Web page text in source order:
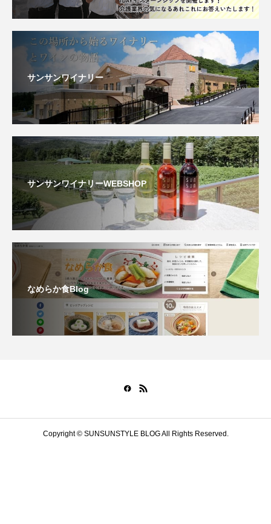
サンサンワイナリー
サンサンワイナリーWEBSHOP
なめらか食Blog
Copyright © SUNSUNSTYLE BLOG All Rights Reserved.